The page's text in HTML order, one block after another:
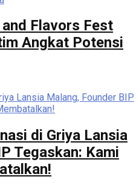
Flavors Fest
Angkat Potensi
di Griya Lansia
Tegaskan: Kami